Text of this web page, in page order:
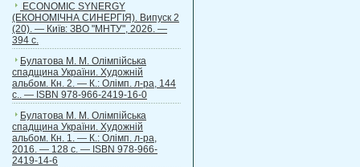
ECONOMIC SYNERGY
(ЕКОНОМІЧНА СИНЕРГІЯ). Випуск 2
(20). — Київ: ЗВО "МНТУ", 2026. —
394 с.
Булатова М. М. Олімпійська
спадщина України. Художній
альбом. Кн. 2. — К.: Олімп. л-ра, 144
с.. — ISBN 978-966-2419-16-0
Булатова М. М. Олімпійська
спадщина України. Художній
альбом. Кн. 1. — К.: Олімп. л-ра,
2016. — 128 с. — ISBN 978-966-
2419-14-6